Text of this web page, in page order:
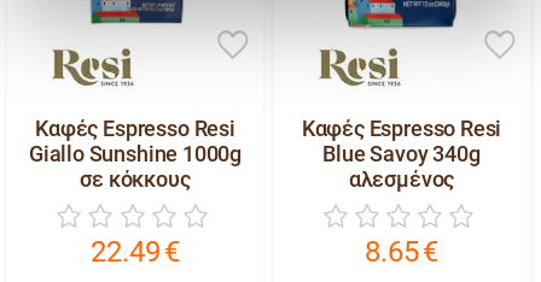
Καφές Espresso Resi
Giallo Sunshine 1000g
σε κόκκους
22.49€
Καφές Espresso Resi
Blue Savoy 340g
αλεσμένος
8.65€